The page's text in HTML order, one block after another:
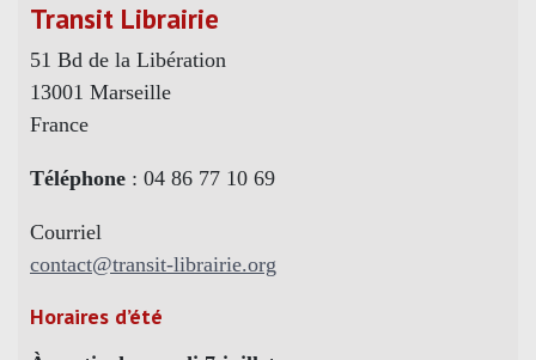
Transit Librairie
51 Bd de la Libération
13001 Marseille
France
Téléphone : 04 86 77 10 69
Courriel
contact@transit-librairie.org
Horaires d’été